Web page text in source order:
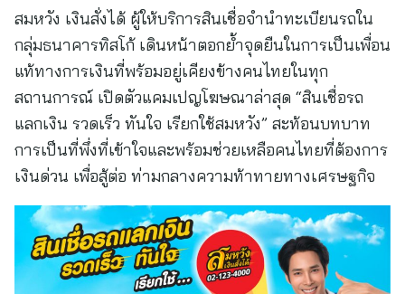
สมหวัง เงินสั่งได้ ผู้ให้บริการสินเชื่อจำนำทะเบียนรถใน
กลุ่มธนาคารทิสโก้ เดินหน้าตอกย้ำจุดยืนในการเป็นเพื่อน
แท้ทางการเงินที่พร้อมอยู่เคียงข้างคนไทยในทุก
สถานการณ์ เปิดตัวแคมเปญโฆษณาล่าสุด “สินเชื่อรถ
แลกเงิน รวดเร็ว ทันใจ เรียกใช้สมหวัง” สะท้อนบทบาท
การเป็นที่พึ่งที่เข้าใจและพร้อมช่วยเหลือคนไทยที่ต้องการ
เงินด่วน เพื่อสู้ต่อ ท่ามกลางความท้าทายทางเศรษฐกิจ